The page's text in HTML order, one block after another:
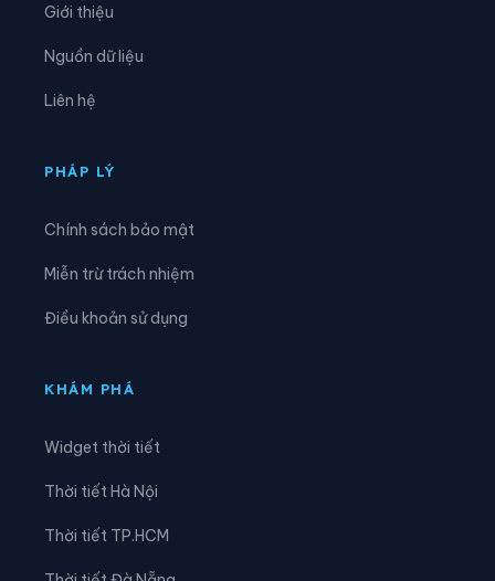
Xã Đức Nhàn
Xã Hợp Lý
Giới thiệu
Nguồn dữ liệu
Liên hệ
PHÁP LÝ
Chính sách bảo mật
Miễn trừ trách nhiệm
Điều khoản sử dụng
KHÁM PHÁ
Widget thời tiết
Thời tiết Hà Nội
Thời tiết TP.HCM